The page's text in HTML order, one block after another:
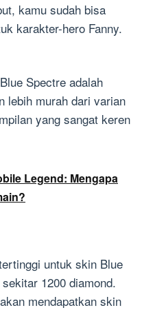
kamu sudah bisa
karakter-hero Fanny.
Spectre adalah
lebih murah dari varian
yang sangat keren
Legend: Mengapa
untuk skin Blue
1200 diamond.
mendapatkan skin